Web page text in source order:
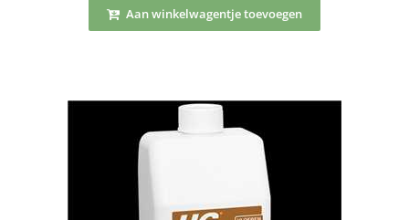
Aan winkelwagentje toevoegen